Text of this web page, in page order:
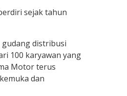
sejak tahun
gudang distribusi
100 karyawan yang
Motor terus
dan